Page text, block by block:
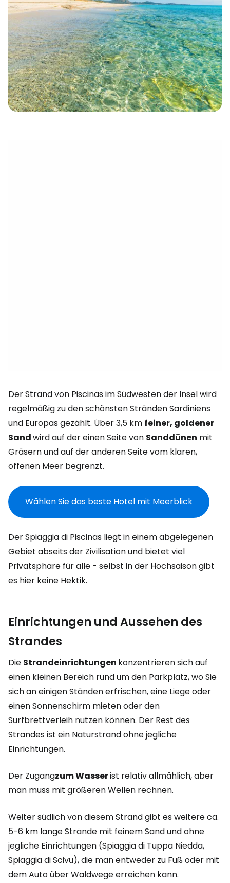
Der Strand von Piscinas im Südwesten der Insel wird
regelmäßig zu den schönsten Stränden Sardiniens
und Europas gezählt. Über 3,5 km feiner, goldener
Sandwird auf der einen Seite von Sanddünen mit
Gräsern und auf der anderen Seite vom klaren,
offenen Meer begrenzt.
Wählen Sie das beste Hotel mit Meerblick
Der Spiaggia di Piscinas liegt in einem abgelegenen
Gebiet abseits der Zivilisation und bietet viel
Privatsphäre für alle - selbst in der Hochsaison gibt
es hier keine Hektik.
Einrichtungen und Aussehen des
Strandes
Die Strandeinrichtungen konzentrieren sich auf
einen kleinen Bereich rund um den Parkplatz, wo Sie
sich an einigen Ständen erfrischen, eine Liege oder
einen Sonnenschirm mieten oder den
Surfbrettverleih nutzen können. Der Rest des
Strandes ist ein Naturstrand ohne jegliche
Einrichtungen.
Der Zugangzum Wasserist relativ allmählich, aber
man muss mit größeren Wellen rechnen.
Weiter südlich von diesem Strand gibt es weitere ca.
5-6 km lange Strände mit feinem Sand und ohne
jegliche Einrichtungen (Spiaggia di Tuppa Niedda,
Spiaggia di Scivu), die man entweder zu Fuß oder mit
dem Auto über Waldwege erreichen kann.